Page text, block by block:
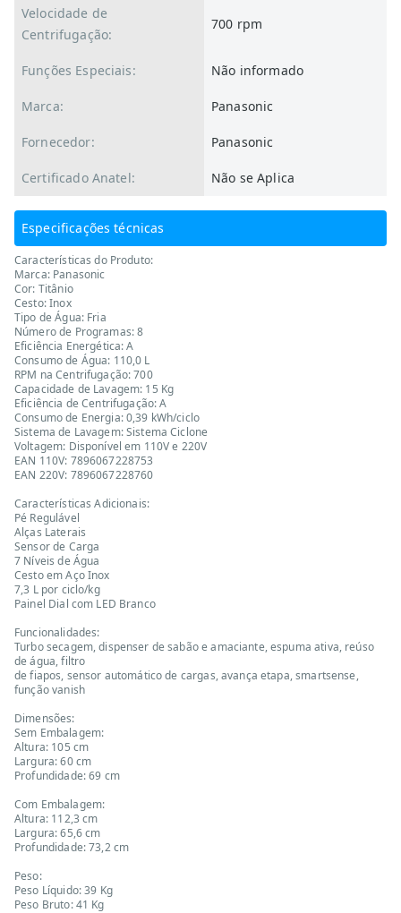
Velocidade de
Centrifugação:
700 rpm
Funções Especiais: Não informado
Marca: Panasonic
Fornecedor: Panasonic
Certificado Anatel: Não se Aplica
Especificações técnicas
Características do Produto:
Marca: Panasonic
Cor: Titânio
Cesto: Inox
Tipo de Água: Fria
Número de Programas: 8
Eficiência Energética: A
Consumo de Água: 110,0 L
RPM na Centrifugação: 700
Capacidade de Lavagem: 15 Kg
Eficiência de Centrifugação: A
Consumo de Energia: 0,39 kWh/ciclo
Sistema de Lavagem: Sistema Ciclone
Voltagem: Disponível em 110V e 220V
EAN 110V: 7896067228753
EAN 220V: 7896067228760
Características Adicionais:
Pé Regulável
Alças Laterais
Sensor de Carga
7 Níveis de Água
Cesto em Aço Inox
7,3 L por ciclo/kg
Painel Dial com LED Branco
Funcionalidades:
Turbo secagem, dispenser de sabão e amaciante, espuma ativa, reúso
de água, filtro
de fiapos, sensor automático de cargas, avança etapa, smartsense,
função vanish
Dimensões:
Sem Embalagem:
Altura: 105 cm
Largura: 60 cm
Profundidade: 69 cm
Com Embalagem:
Altura: 112,3 cm
Largura: 65,6 cm
Profundidade: 73,2 cm
Peso:
Peso Líquido: 39 Kg
Peso Bruto: 41 Kg